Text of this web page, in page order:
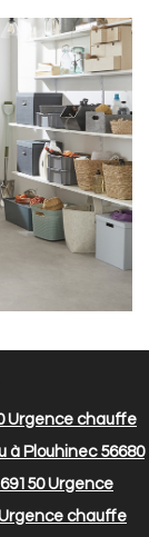
Urgence chauffe
Plouhinec 56680
Urgence
chauffe